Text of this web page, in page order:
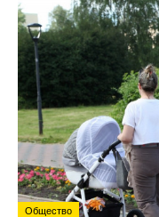
Общество